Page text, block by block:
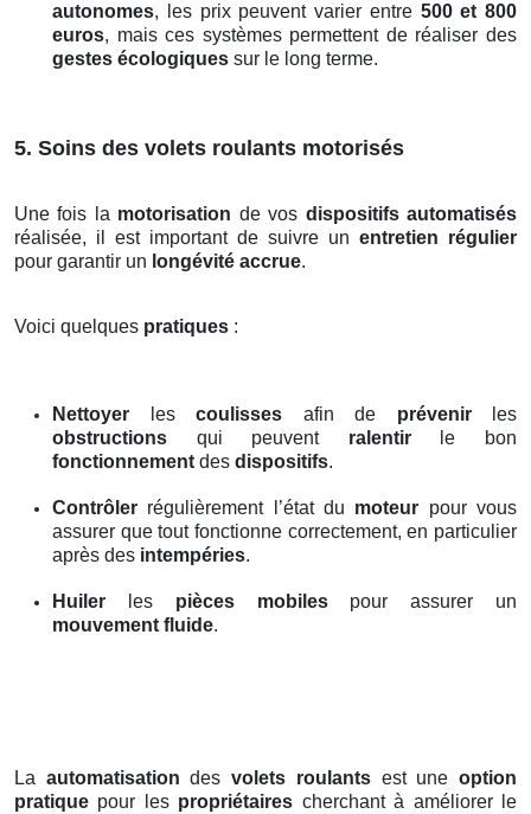
autonomes, les prix peuvent varier entre 500 et 800
euros, mais ces systèmes permettent de réaliser des
gestes écologiques sur le long terme.
5. Soins des volets roulants motorisés
Une fois la motorisation de vos dispositifs automatisés
réalisée, il est important de suivre un entretien régulier
pour garantir un longévité accrue.
Voici quelques pratiques :
Nettoyer les coulisses afin de prévenirles
obstructions qui peuvent ralentirle bon
fonctionnement des dispositifs.
Contrôler régulièrement l’état du moteur pour vous
assurer que tout fonctionne correctement, en particulier
après des intempéries.
Huiler les pièces mobilespour assurer un
mouvement fluide.
La automatisation desvolets roulantsest uneoption
pratique pour les propriétaires cherchant à améliorer le